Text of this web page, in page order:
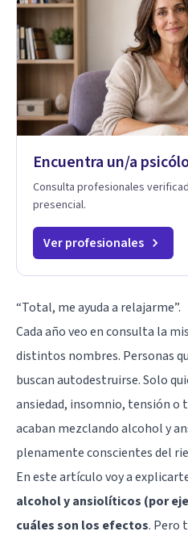
Encuentra un/a
Consulta profesionales
presencial.
Ver profesionales
“Total, me ayuda a relajarme”.
Cada año veo en consulta la
distintos nombres. Personas
buscan autodestruirse. Solo
ansiedad, insomnio, tensión o
acaban mezclando alcohol y
plenamente conscientes del
En este artículo voy a
alcohol y ansiolíticos (por
cuáles son los efectos. Pero